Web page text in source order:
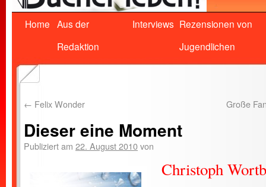
Home Aus der
Redaktion
Interviews Rezensionen von
Jugendlichen
← Felix Wonder Große
Dieser eine Moment
Publiziert am 22. August 2010von
Christoph